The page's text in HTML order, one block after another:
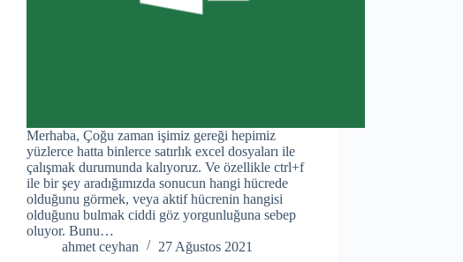
Merhaba, Çoğu zaman işimiz gereği hepimiz
yüzlerce hatta binlerce satırlık excel dosyaları ile
çalışmak durumunda kalıyoruz. Ve özellikle ctrl+f
ile bir şey aradığımızda sonucun hangi hücrede
olduğunu görmek, veya aktif hücrenin hangisi
olduğunu bulmak ciddi göz yorgunluğuna sebep
oluyor. Bunu…
ahmet ceyhan
27 Ağustos 2021